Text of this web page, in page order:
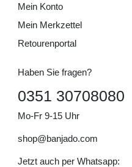
Mein Konto
Mein Merkzettel
Retourenportal
Haben Sie fragen?
0351 30708080
Mo-Fr 9-15 Uhr
shop@banjado.com
Jetzt auch per Whatsapp: